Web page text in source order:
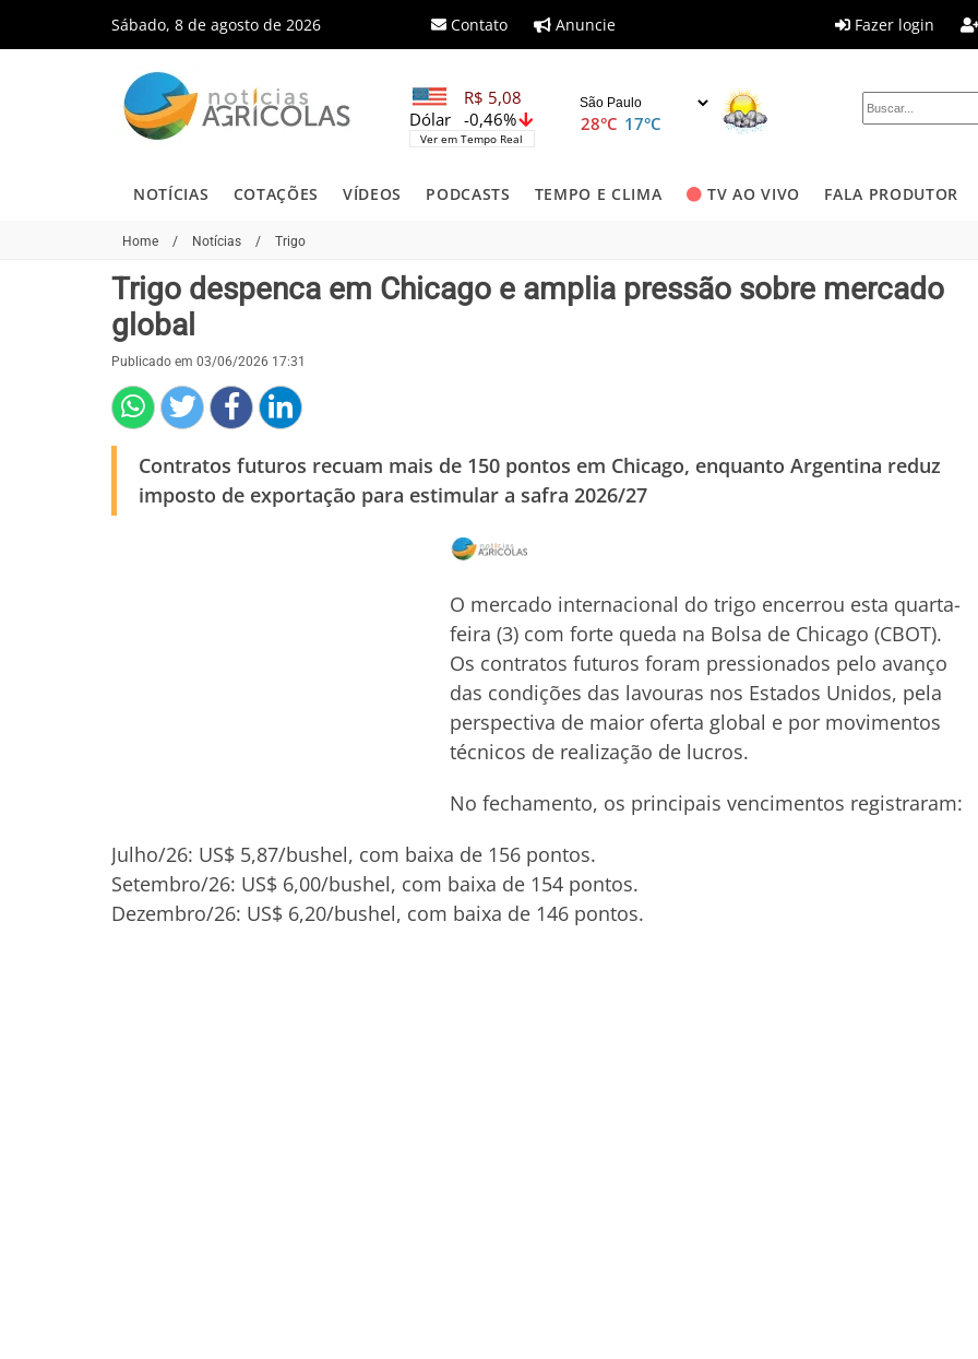
Sábado, 8 de agosto de 2026 Contato Anuncie Fazer login
R$ 5,08
-0,46%
Dólar
Ver em Tempo Real
28°C 17°C
NOTÍCIAS COTAÇÕES VÍDEOS PODCASTS TEMPO E CLIMA TV AO VIVO FALA PRODUTOR
Home / Notícias / Trigo
Trigo despenca em Chicago e amplia pressão sobre mercado
global
Publicado em 03/06/2026 17:31
Contratos futuros recuam mais de 150 pontos em Chicago, enquanto Argentina reduz
imposto de exportação para estimular a safra 2026/27
O mercado internacional do trigo encerrou esta quarta-
feira (3) com forte queda na Bolsa de Chicago (CBOT).
Os contratos futuros foram pressionados pelo avanço
das condições das lavouras nos Estados Unidos, pela
perspectiva de maior oferta global e por movimentos
técnicos de realização de lucros.
No fechamento, os principais vencimentos registraram:
Julho/26: US$ 5,87/bushel, com baixa de 156 pontos.
Setembro/26: US$ 6,00/bushel, com baixa de 154 pontos.
Dezembro/26: US$ 6,20/bushel, com baixa de 146 pontos.